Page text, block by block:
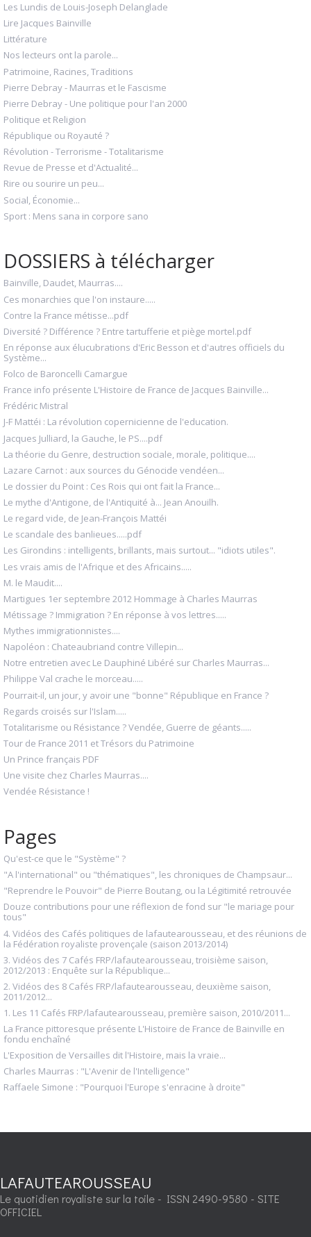
Les Lundis de Louis-Joseph Delanglade
Lire Jacques Bainville
Littérature
Nos lecteurs ont la parole...
Patrimoine, Racines, Traditions
Pierre Debray - Maurras et le Fascisme
Pierre Debray - Une politique pour l'an 2000
Politique et Religion
République ou Royauté ?
Révolution - Terrorisme - Totalitarisme
Revue de Presse et d'Actualité...
Rire ou sourire un peu...
Social, Économie...
Sport : Mens sana in corpore sano
DOSSIERS à télécharger
Bainville, Daudet, Maurras....
Ces monarchies que l'on instaure.....
Contre la France métisse...pdf
Diversité ? Différence ? Entre tartufferie et piège mortel.pdf
En réponse aux élucubrations d'Eric Besson et d'autres officiels du
Système...
Folco de Baroncelli Camargue
France info présente L'Histoire de France de Jacques Bainville...
Frédéric Mistral
J-F Mattéi : La révolution copernicienne de l'education.
Jacques Julliard, la Gauche, le PS....pdf
La théorie du Genre, destruction sociale, morale, politique....
Lazare Carnot : aux sources du Génocide vendéen...
Le dossier du Point : Ces Rois qui ont fait la France...
Le mythe d'Antigone, de l'Antiquité à... Jean Anouilh.
Le regard vide, de Jean-François Mattéi
Le scandale des banlieues.....pdf
Les Girondins : intelligents, brillants, mais surtout... "idiots utiles".
Les vrais amis de l'Afrique et des Africains.....
M. le Maudit....
Martigues 1er septembre 2012 Hommage à Charles Maurras
Métissage ? Immigration ? En réponse à vos lettres.....
Mythes immigrationnistes....
Napoléon : Chateaubriand contre Villepin...
Notre entretien avec Le Dauphiné Libéré sur Charles Maurras...
Philippe Val crache le morceau.....
Pourrait-il, un jour, y avoir une "bonne" République en France ?
Regards croisés sur l'Islam.....
Totalitarisme ou Résistance ? Vendée, Guerre de géants.....
Tour de France 2011 et Trésors du Patrimoine
Un Prince français PDF
Une visite chez Charles Maurras....
Vendée Résistance !
Pages
Qu'est-ce que le "Système" ?
"A l'international" ou "thématiques", les chroniques de Champsaur...
"Reprendre le Pouvoir" de Pierre Boutang, ou la Légitimité retrouvée
Douze contributions pour une réflexion de fond sur "le mariage pour
tous"
4. Vidéos des Cafés politiques de lafautearousseau, et des réunions de
la Fédération royaliste provençale (saison 2013/2014)
3. Vidéos des 7 Cafés FRP/lafautearousseau, troisième saison,
2012/2013 : Enquête sur la République...
2. Vidéos des 8 Cafés FRP/lafautearousseau, deuxième saison,
2011/2012...
1. Les 11 Cafés FRP/lafautearousseau, première saison, 2010/2011...
La France pittoresque présente L'Histoire de France de Bainville en
fondu enchaîné
L'Exposition de Versailles dit l'Histoire, mais la vraie...
Charles Maurras : "L'Avenir de l'Intelligence"
Raffaele Simone : "Pourquoi l'Europe s'enracine à droite"
LAFAUTEAROUSSEAU
Le quotidien royaliste sur la toile - ISSN 2490-9580 - SITE
OFFICIEL